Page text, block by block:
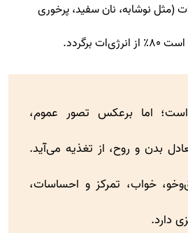
(مثل نوشابه، نان سفید، پرخوری
برگردد.
اما برعکس تصور عموم،
بدن و روح، از تغذیه می‌آید.
خواب، تمرکز و احساسات،
دارد.